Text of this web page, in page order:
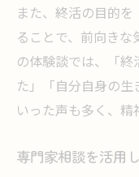
また、終活の目的
ることで、前向き
の体験談では、「
た」「自分自身の
いった声も多く、精
専門家相談を活用